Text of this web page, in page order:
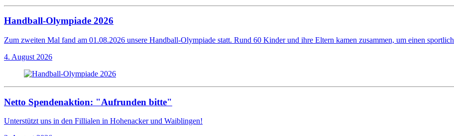
Handball-Olympiade 2026
Zum zweiten Mal fand am 01.08.2026 unsere Handball-Olympiade statt. Rund 60 Kinder und ihre Eltern kamen zusammen, um einen
4. August 2026
Netto Spendenaktion: "Aufrunden bitte"
Unterstützt uns in den Fillialen in Hohenacker und Waiblingen!